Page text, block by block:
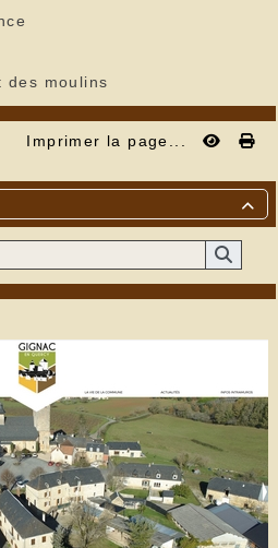
des moulins
Imprimer la page...
